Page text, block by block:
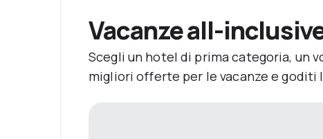
Vacanze all-
Scegli un hotel di prima categoria, un
migliori offerte per le vacanze e